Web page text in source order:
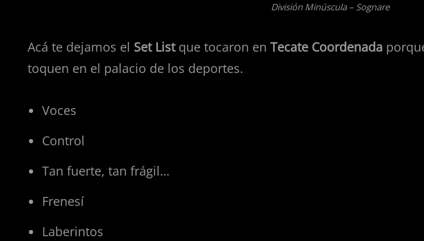
División Minúscula – Sognare
Acá te dejamos el Set Listque tocaron en Tecate Coordenada
toquen en el palacio de los deportes.
Voces
Control
Tan fuerte, tan frágil…
Frenesí
Laberintos